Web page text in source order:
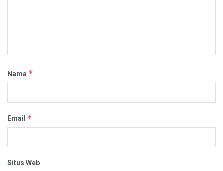
Nama *
Email *
Situs Web